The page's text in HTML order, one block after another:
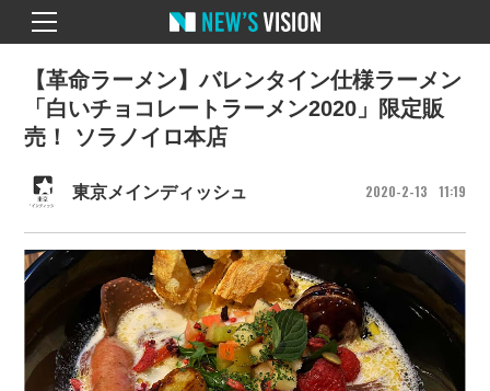
東京メインディッシュ 2020 2 13 11 19
【革命ラーメン】バレンタイン仕様ラーメン
「白いチョコレートラーメン2020」限定販
売！ ソラノイロ本店